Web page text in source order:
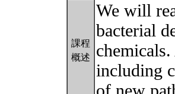
課程
概述
We will
bacterial
including